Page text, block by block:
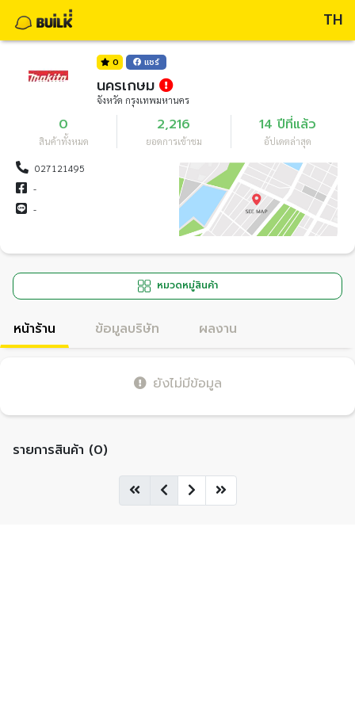
TH
0 แชร์
นครเกษม
จังหวัด กรุงเทพมหานคร
0
สินค้าทั้งหมด
2,216
ยอดการเข้าชม
14 ปีที่แล้ว
อัปเดตล่าสุด
027121495
-
-
หมวดหมู่สินค้า
หน้าร้าน ข้อมูลบริษัท ผลงาน
ยังไม่มีข้อมูล
รายการสินค้า (0)